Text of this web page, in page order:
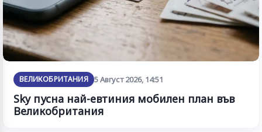
ВЕЛИКОБРИТАНИЯ 5 Август 2026, 14:51
Sky пусна най-евтиния мобилен план във
Великобритания